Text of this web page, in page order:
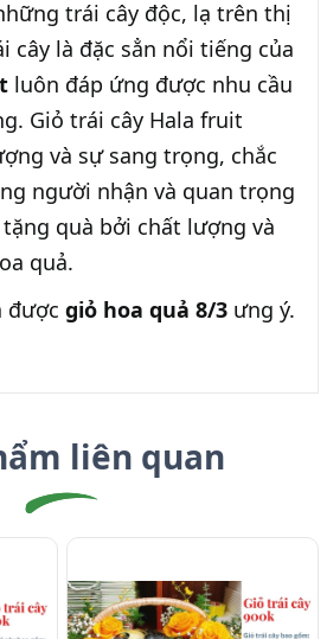
trái cây độc, lạ trên thị
cây là đặc sẳn nổi tiếng của
luôn đáp ứng được nhu cầu
Giỏ trái cây Hala fruit
và sự sang trọng, chắc
người nhận và quan trọng
quà bởi chất lượng và
quả.
được giỏ hoa quả 8/3 ưng ý.
liên quan